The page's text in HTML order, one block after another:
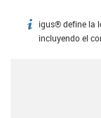
igus-icon-info
igus® define la
incluyendo el